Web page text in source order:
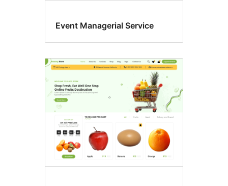
Event Managerial Service